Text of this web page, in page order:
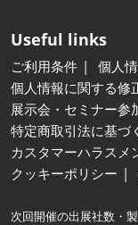
Useful links
ご利用条件
個人
個人情報に関する修
展示会・セミナー参
特定商取引法に基づ
カスタマーハラスメ
クッキーポリシー
次回開催の出展社数・